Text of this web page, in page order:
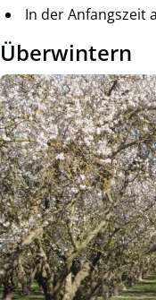
In der Anfangszeit
Überwintern